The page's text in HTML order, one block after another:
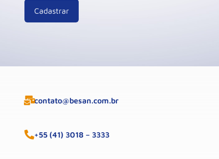
contato@besan.com.br
+55 (41) 3018 – 3333